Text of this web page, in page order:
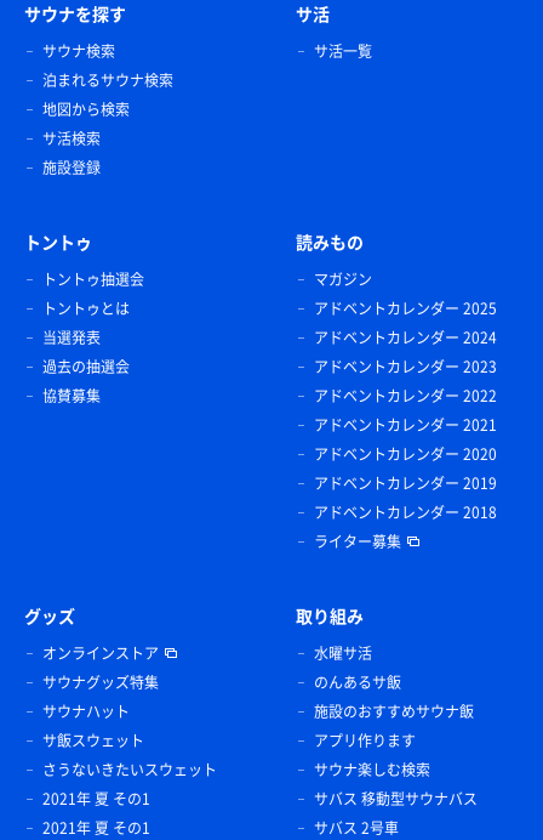
サウナを探す
サウナ検索
泊まれるサウナ検索
地図から検索
サ活検索
施設登録
サ活
サ活一覧
トントゥ
トントゥ抽選会
トントゥとは
当選発表
過去の抽選会
協賛募集
読みもの
マガジン
アドベントカレンダー 2025
アドベントカレンダー 2024
アドベントカレンダー 2023
アドベントカレンダー 2022
アドベントカレンダー 2021
アドベントカレンダー 2020
アドベントカレンダー 2019
アドベントカレンダー 2018
ライター募集
グッズ
オンラインストア
サウナグッズ特集
サウナハット
サ飯スウェット
さうないきたいスウェット
2021年 夏 その1
2021年 夏 その1
取り組み
水曜サ活
のんあるサ飯
施設のおすすめサウナ飯
アプリ作ります
サウナ楽しむ検索
サバス 移動型サウナバス
サバス 2号車